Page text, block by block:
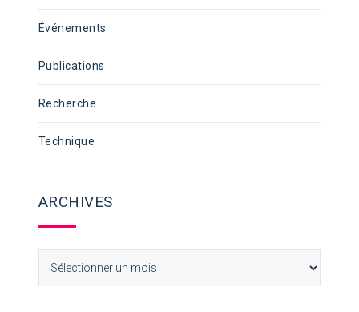
Événements
Publications
Recherche
Technique
ARCHIVES